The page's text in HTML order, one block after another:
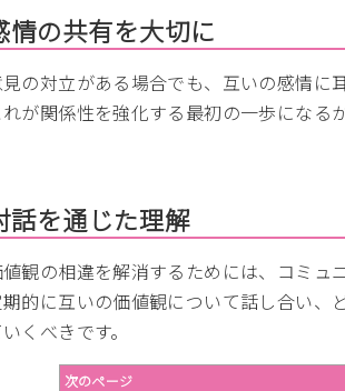
情の共有を大切に
の対立がある場合でも、互いの感情に
れが関係性を強化する最初の一歩になる
話を通じた理解
観の相違を解消するためには、コミュ
期的に互いの価値観について話し合い、
くべきです。
次のページ